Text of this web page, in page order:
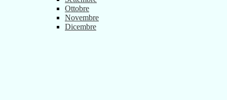
Ottobre
Novembre
Dicembre